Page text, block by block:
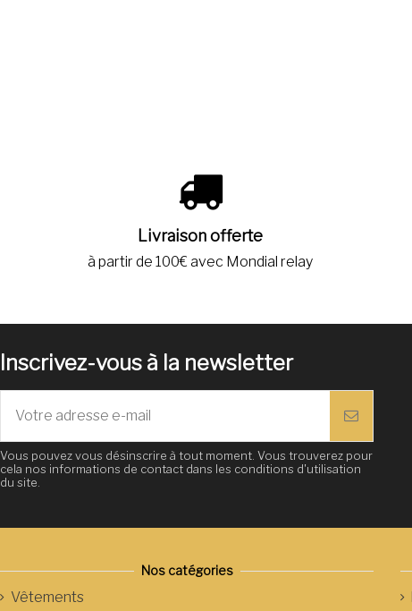
Livraison offerte
à partir de 100€ avec Mondial relay
Inscrivez-vous à la newsletter
Vous pouvez vous désinscrire à tout moment. Vous trouverez pour
cela nos informations de contact dans les conditions d'utilisation
du site.
Nos catégories
Vêtements